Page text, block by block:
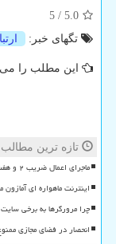
5.0
/
5
تگهای خبر:
این مطلب را می
تازه ترین
ماجرای اعمال ضریب ۲ و هفت دهم برای اینترنت بین الملل چیست؟
اینترنت ماهواره ای
چرا مرورگرها به برخی
انحصار در فضای مجازی